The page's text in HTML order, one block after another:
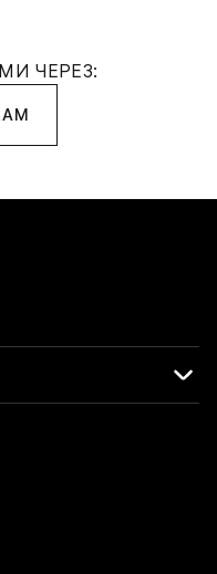
ЧЕРЕЗ: